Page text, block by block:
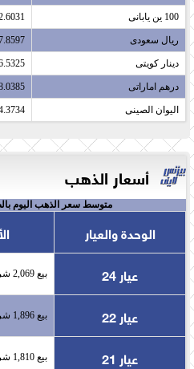
100 ين يابانى​
ريال سعودى​
دينار كويتى​
درهم اماراتى​
اليوان الصينى​
أسعار الذهب
متوسط سعر الذهب اليوم
الوحدة والعيار
عيار 24
بيع 2,069 شراء 2,114
عيار 22 بيع 1,896 شراء 1,938
عيار 21 بيع 1,810 شراء 1,850